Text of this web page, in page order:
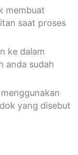
membuat
saat proses
ke dalam
anda sudah
yang disebut